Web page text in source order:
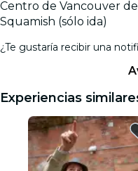
Centro de Vancouver
Squamish (sólo ida)
¿Te gustaría recibir una
Experiencias